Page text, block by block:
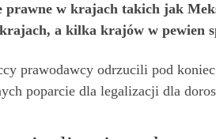
prawne w krajach takich jak
a kilka krajów w pewien
prawodawcy odrzucili pod
poparcie dla legalizacji dla